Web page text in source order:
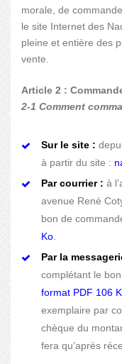
morale, de
le site Internet des
pleine et entière des
vente.
Article 2 :
2-1 Comment
Sur le site :
à partir du site :
Par courrier : à
avenue René
bon de
Ko
Par la
complétant le
format PDF 106
exemplaire par
chèque du
fera qu’après